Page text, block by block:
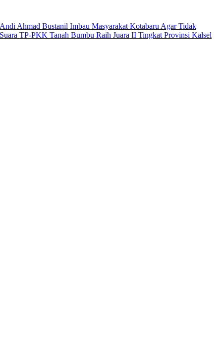
Ahmad Bustanil Imbau Masyarakat Kotabaru Agar Tidak
TP-PKK Tanah Bumbu Raih Juara II Tingkat Provinsi Kalsel